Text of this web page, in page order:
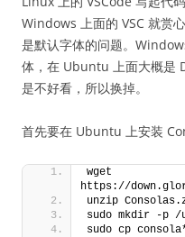
Windows 上面的 VSC 就赏
是默认字体的问题。
体，在 Ubuntu 上面大概是
是不好看，所以换掉。
首先要在 Ubuntu 上安装
wget
https://
unzip
sudo mkdir -p /
sudo cp